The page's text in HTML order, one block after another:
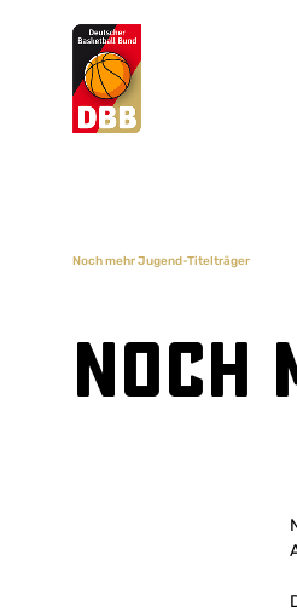
Suchvorschläge
Noch mehr Jugend-Titelträger
Noch